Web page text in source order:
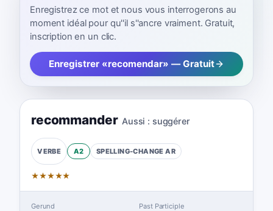
Enregistrez ce mot et nous vous interrogerons au
moment idéal pour qu''il s''ancre vraiment. Gratuit,
inscription en un clic.
Enregistrer «recomendar» — Gratuit
recommander Aussi : suggérer
VERBE A2 SPELLING-CHANGE AR
★★★★★
Gerund Past Participle